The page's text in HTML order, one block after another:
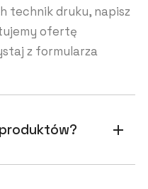
technik druku, napisz
ofertę
z formularza
add